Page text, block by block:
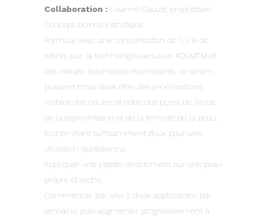
Collaboration : Lisanne Daoust, propriétaire
Concept Dermo Esthétique
Formulé avec une concentration de 0,3 % de
rétinol pur, la technologie exclusive XOSMTM et
des extraits botaniques nourrissants, ce sérum
puissant mais doux offre des améliorations
visibles des ridules et rides, des pores, de l’éclat,
de la pigmentation et de la fermeté de la peau,
tout en étant suffisamment doux pour une
utilisation quotidienne.
Appliquer une pipette directement sur une peau
propre et sèche.
Commencer par une à deux applications par
semaine, puis augmenter progressivement à